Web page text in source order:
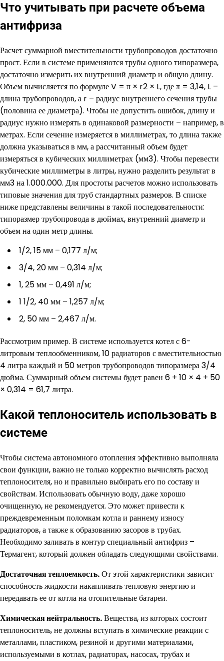
Что учитывать при расчете объема
антифриза
Расчет суммарной вместительности трубопроводов достаточно
прост. Если в системе применяются трубы одного типоразмера,
достаточно измерить их внутренний диаметр и общую длину.
Объем вычисляется по формуле V = π × r2 × L, где π = 3,14, L –
длина трубопроводов, а r – радиус внутреннего сечения трубы
(половина ее диаметра). Чтобы не допустить ошибок, длину и
радиус нужно измерять в одинаковой размерности – например, в
метрах. Если сечение измеряется в миллиметрах, то длина также
должна указываться в мм, а рассчитанный объем будет
измеряться в кубических миллиметрах (мм3). Чтобы перевести
кубические миллиметры в литры, нужно разделить результат в
мм3 на 1.000.000. Для простоты расчетов можно использовать
типовые значения для труб стандартных размеров. В списке
ниже представлены величины в такой последовательности:
типоразмер трубопровода в дюймах, внутренний диаметр и
объем на один метр длины.
1/2, 15 мм – 0,177 л/м;
3/4, 20 мм – 0,314 л/м;
1, 25 мм – 0,491 л/м;
1 1/2, 40 мм – 1,257 л/м;
2, 50 мм – 2,467 л/м.
Рассмотрим пример. В системе используется котел с 6-
литровым теплообменником, 10 радиаторов с вместительностью
4 литра каждый и 50 метров трубопроводов типоразмера 3/4
дюйма. Суммарный объем системы будет равен 6 + 10 × 4 + 50
× 0,314 = 61,7 литра.
Какой теплоноситель использовать в
системе
Чтобы система автономного отопления эффективно выполняла
свои функции, важно не только корректно вычислять расход
теплоносителя, но и правильно выбирать его по составу и
свойствам. Использовать обычную воду, даже хорошо
очищенную, не рекомендуется. Это может привести к
преждевременным поломкам котла и раннему износу
радиаторов, а также к образованию засоров в трубах.
Необходимо заливать в контур специальный антифриз –
Термагент, который должен обладать следующими свойствами.
Достаточная теплоемкость.От этой характеристики зависит
способность жидкости накапливать тепловую энергию и
передавать ее от котла на отопительные батареи.
Химическая нейтральность.Вещества, из которых состоит
теплоноситель, не должны вступать в химические реакции с
металлами, пластиком, резиной и другими материалами,
используемыми в котлах, радиаторах, насосах, трубах и